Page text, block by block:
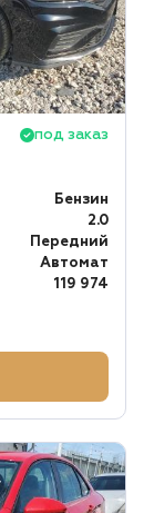
под заказ
Бензин
2.0
Передний
Автомат
119 974